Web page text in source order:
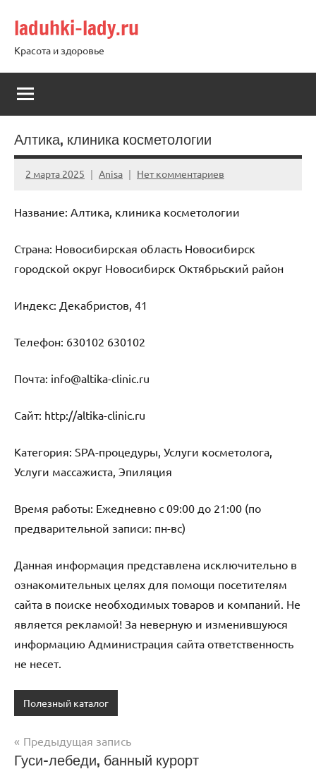
содержимому
laduhki-lady.ru
Красота и здоровье
Алтика, клиника косметологии
2 марта 2025 Anisa Нет комментариев
Название: Алтика, клиника косметологии
Страна: Новосибирская область Новосибирск
городской округ Новосибирск Октябрьский район
Индекс: Декабристов, 41
Телефон: 630102 630102
Почта: info@altika-clinic.ru
Cайт: http://altika-clinic.ru
Категория: SPA-процедуры, Услуги косметолога,
Услуги массажиста, Эпиляция
Время работы: Ежедневно с 09:00 до 21:00 (по
предварительной записи: пн-вс)
Данная информация представлена исключительно в
ознакомительных целях для помощи посетителям
сайта в поиске необходимых товаров и компаний. Не
является рекламой! За неверную и изменившуюся
информацию Администрация сайта ответственность
не несет.
Полезный каталог
Навигация
Предыдущая запись
Гуси-лебеди, банный курорт